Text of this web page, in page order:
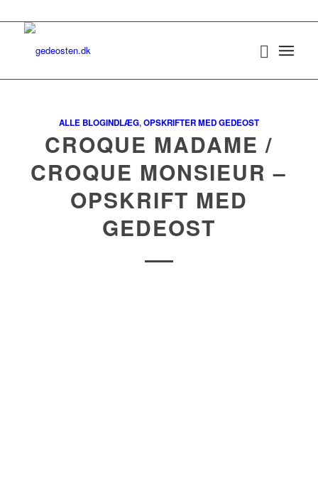
ALLE BLOGINDLÆG,OPSKRIFTER MED GEDEOST
CROQUE MADAME /
CROQUE MONSIEUR –
OPSKRIFT MED
GEDEOST